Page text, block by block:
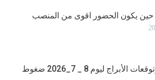
حين يكون الحضور اقوى من المنصب
حظك اليوم وتوقعات الأبراج ليوم 8 _ 7_2026 ضغوط